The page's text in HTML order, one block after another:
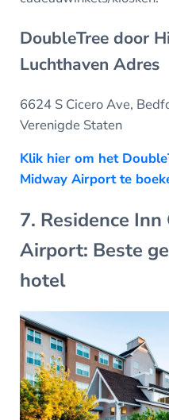
DoubleTree door
Luchthaven Adres
6624 S Cicero Ave,
Verenigde Staten
Klik hier om het
Midway Airport te
7. Residence
Airport: Beste
hotel